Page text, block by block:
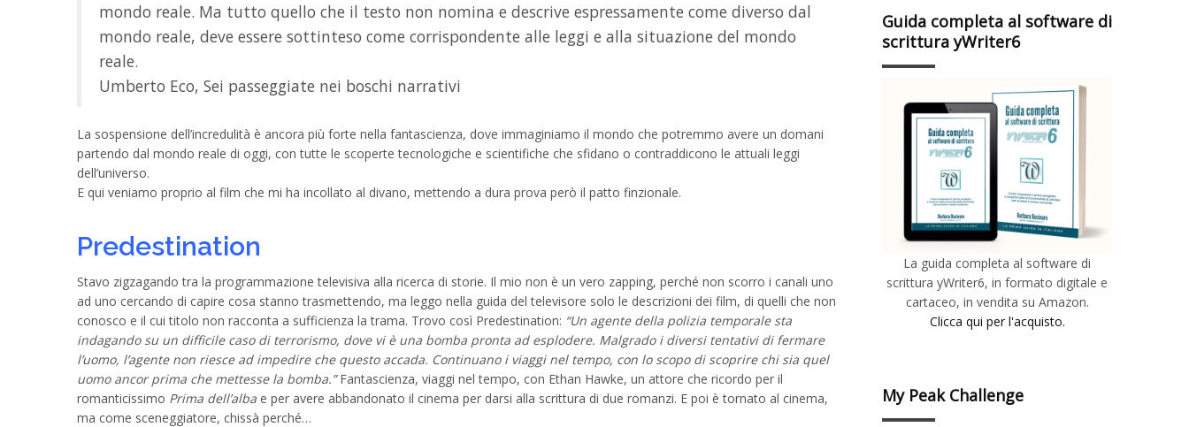
mondo reale. Ma tutto quello che il testo non nomina e descrive espressamente come diverso dal
mondo reale, deve essere sottinteso come corrispondente alle leggi e alla situazione del mondo
reale.
Umberto Eco, Sei passeggiate nei boschi narrativi
La sospensione dell’incredulità è ancora più forte nella fantascienza, dove immaginiamo il mondo che potremmo avere un domani
partendo dal mondo reale di oggi, con tutte le scoperte tecnologiche e scientifiche che sfidano o contraddicono le attuali leggi
dell’universo.
E qui veniamo proprio al film che mi ha incollato al divano, mettendo a dura prova però il patto finzionale.
Predestination
Stavo zigzagando tra la programmazione televisiva alla ricerca di storie. Il mio non è un vero zapping, perché non scorro i canali uno
ad uno cercando di capire cosa stanno trasmettendo, ma leggo nella guida del televisore solo le descrizioni dei film, di quelli che non
conosco e il cui titolo non racconta a sufficienza la trama. Trovo così Predestination: “Un agente della polizia temporale sta
indagando su un difficile caso di terrorismo, dove vi è una bomba pronta ad esplodere. Malgrado i diversi tentativi di fermare
l’uomo, l’agente non riesce ad impedire che questo accada. Continuano i viaggi nel tempo, con lo scopo di scoprire chi sia quel
uomo ancor prima che mettesse la bomba.”Fantascienza, viaggi nel tempo, con Ethan Hawke, un attore che ricordo per il
romanticissimo Prima dell’alba e per avere abbandonato il cinema per darsi alla scrittura di due romanzi. E poi è tornato al cinema,
ma come sceneggiatore, chissà perché…
Guida completa al software di
scrittura yWriter6
La guida completa al software di
scrittura yWriter6, in formato digitale e
cartaceo, in vendita su Amazon.
Clicca qui per l'acquisto.
My Peak Challenge